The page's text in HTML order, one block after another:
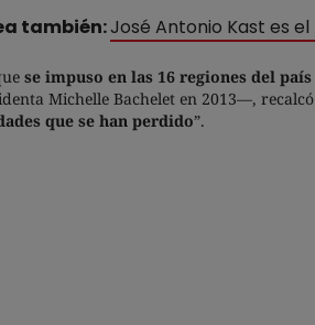
también:José Antonio Kast es
se impuso en las 16 regiones del país
Michelle Bachelet en 2013—,
que se han perdido”.